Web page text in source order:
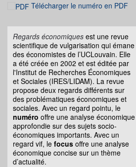
Télécharger le numéro en PDF
Regards économiques est une revue
scientifique de vulgarisation qui émane
des économistes de l’UCLouvain. Elle
a été créée en 2002 et est éditée par
l'Institut de Recherches Économiques
et Sociales (IRES/LIDAM). La revue
propose deux regards différents sur
des problématiques économiques et
sociales. Avec un regard pointu, le
numéro offre une analyse économique
approfondie sur des sujets socio-
économiques importants. Avec un
regard vif, le focus offre une analyse
économique concise sur un thème
d’actualité.